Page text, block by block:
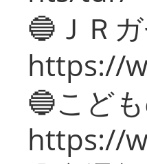
🔵ＪＲ
https://
🔵こど
https://